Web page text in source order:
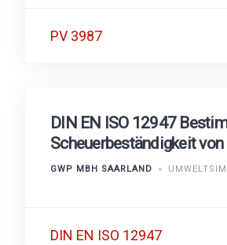
PV 3987
DIN EN ISO 12947
Scheuerbeständigkeit
GWP MBH SAARLAND
DIN EN ISO 12947